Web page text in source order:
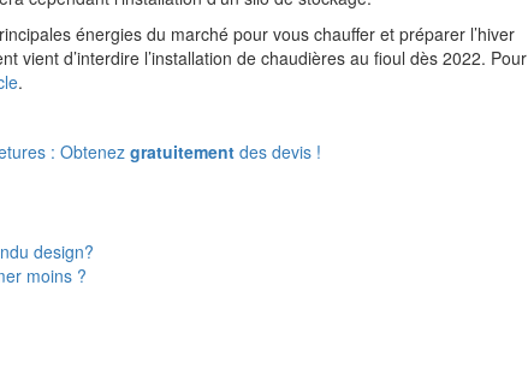
énergies du marché pour vous chauffer et préparer l’hiver
vient d’interdire l’installation de chaudières au fioul dès 2022. Pour
.
: Obtenez gratuitement des devis !
design?
moins ?